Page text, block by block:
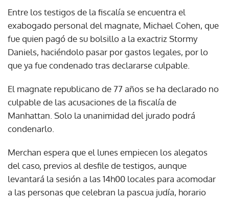
Entre los testigos de la fiscalía se encuentra el
exabogado personal del magnate, Michael Cohen, que
fue quien pagó de su bolsillo a la exactriz Stormy
Daniels, haciéndolo pasar por gastos legales, por lo
que ya fue condenado tras declararse culpable.
El magnate republicano de 77 años se ha declarado no
culpable de las acusaciones de la fiscalía de
Manhattan. Solo la unanimidad del jurado podrá
condenarlo.
Merchan espera que el lunes empiecen los alegatos
del caso, previos al desfile de testigos, aunque
levantará la sesión a las 14h00 locales para acomodar
a las personas que celebran la pascua judía, horario